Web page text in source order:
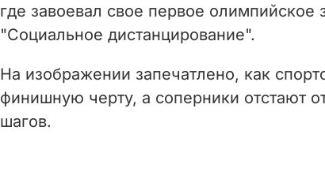
d
o
где завоевал свое первое олимпийское
"Социальное дистанцирование".
На изображении запечатлено, как
финишную черту, а соперники отстают
шагов.